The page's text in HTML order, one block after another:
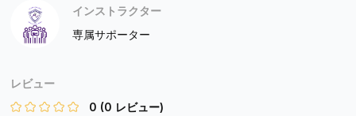
インストラクター
専属サポーター
レビュー
0 (0 レビュー)